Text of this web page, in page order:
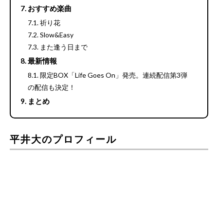
おすすめ楽曲
祈り花
Slow&Easy
また逢う日まで
最新情報
限定BOX「Life Goes On」発売。連続配信第3弾
の配信も決定！
まとめ
平井大のプロフィール